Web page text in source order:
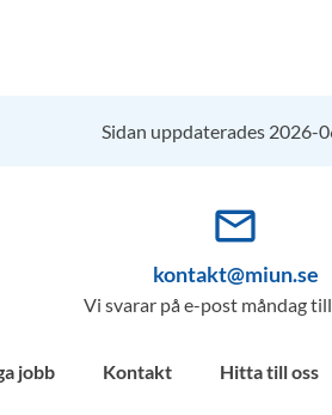
Sidan uppdaterades 2026-
mail_outline
kontakt@miun.se
Vi svarar på e-post måndag
jobb Kontakt Hitta till oss